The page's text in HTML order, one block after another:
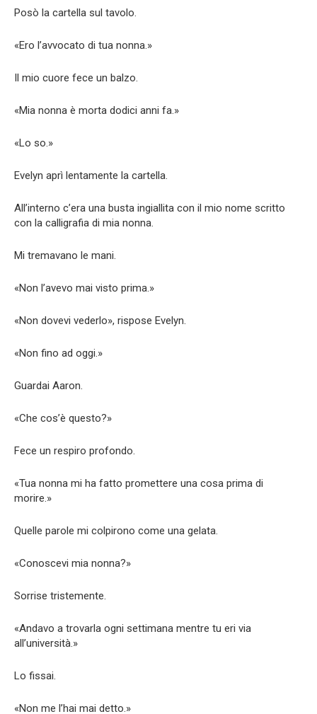
Posò la cartella sul tavolo.
«Ero l’avvocato di tua nonna.»
Il mio cuore fece un balzo.
«Mia nonna è morta dodici anni fa.»
«Lo so.»
Evelyn aprì lentamente la cartella.
All’interno c’era una busta ingiallita con il mio nome scritto
con la calligrafia di mia nonna.
Mi tremavano le mani.
«Non l’avevo mai visto prima.»
«Non dovevi vederlo», rispose Evelyn.
«Non fino ad oggi.»
Guardai Aaron.
«Che cos’è questo?»
Fece un respiro profondo.
«Tua nonna mi ha fatto promettere una cosa prima di
morire.»
Quelle parole mi colpirono come una gelata.
«Conoscevi mia nonna?»
Sorrise tristemente.
«Andavo a trovarla ogni settimana mentre tu eri via
all’università.»
Lo fissai.
«Non me l’hai mai detto.»